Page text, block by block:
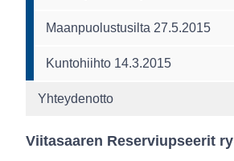
Maanpuolustusilta 27.5.2015
Kuntohiihto 14.3.2015
Yhteydenotto
Viitasaaren Reserviupseerit ry